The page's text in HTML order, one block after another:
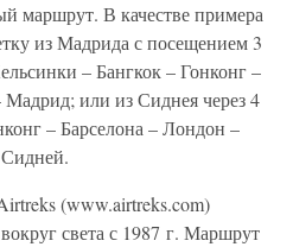
маршрут. В качестве примера
из Мадрида с посещением 3
– Бангкок – Гонконг –
или из Сиднея через 4
– Барселона – Лондон –
(www.airtreks.com)
света с 1987 г. Маршрут